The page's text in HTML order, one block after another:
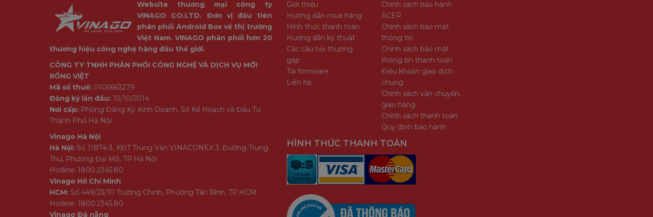
Website thương mại công ty
VINAGO CO.LTD. Đơn vị đầu tiên
phân phối Android Box về thị trường
Việt Nam. VINAGO phân phối hơn 20
thương hiệu công nghệ hàng đầu thế giới.
CÔNG TY TNHH PHÂN PHỐI CÔNG NGHỆ VÀ DỊCH VỤ MỚI
RỒNG VIỆT
Mã số thuế: 0106663279
Đăng ký lần đầu: 10/10/2014
Nơi cấp: Phòng Đăng Ký Kinh Doanh, Sở Kế Hoạch và Đầu Tư
Thành Phố Hà Nội
Vinago Hà Nội
Hà Nội: Số 11BT4-3, KĐT Trung Văn VINACONEX 3, Đường Trung
Thư, Phường Đại Mỗ, TP.Hà Nội
Hotline: 1800.2345.80
Vinago Hồ Chí Minh
HCM: Số 449/23/10 Trường Chinh, Phường Tân Bình, TP.HCM
Hotline: 1800.2345.80
Vinago Đà nẵng
Giới thiệu
Hướng dẫn mua hàng
Hình thức thanh toán
Hướng dẫn kỹ thuật
Các câu hỏi thường
gặp
Tải firmware
Liên hệ
Chính sách bảo hành
ACER
Chính sách bảo mật
thông tin
Chính sách bảo mật
thông tin thanh toán
Điều khoản giao dịch
chung
Chính sách vận chuyển,
giao hàng
Chính sách thanh toán
Quy định bảo hành
HÌNH THỨC THANH TOÁN